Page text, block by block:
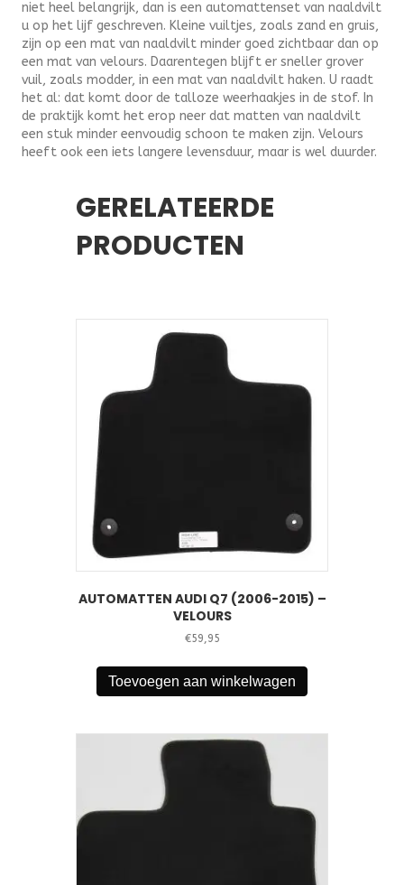
niet heel belangrijk, dan is een automattenset van naaldvilt
u op het lijf geschreven. Kleine vuiltjes, zoals zand en gruis,
zijn op een mat van naaldvilt minder goed zichtbaar dan op
een mat van velours. Daarentegen blijft er sneller grover
vuil, zoals modder, in een mat van naaldvilt haken. U raadt
het al: dat komt door de talloze weerhaakjes in de stof. In
de praktijk komt het erop neer dat matten van naaldvilt
een stuk minder eenvoudig schoon te maken zijn. Velours
heeft ook een iets langere levensduur, maar is wel duurder.
GERELATEERDE
PRODUCTEN
AUTOMATTEN AUDI Q7 (2006-2015) –
VELOURS
€59,95
Toevoegen aan winkelwagen